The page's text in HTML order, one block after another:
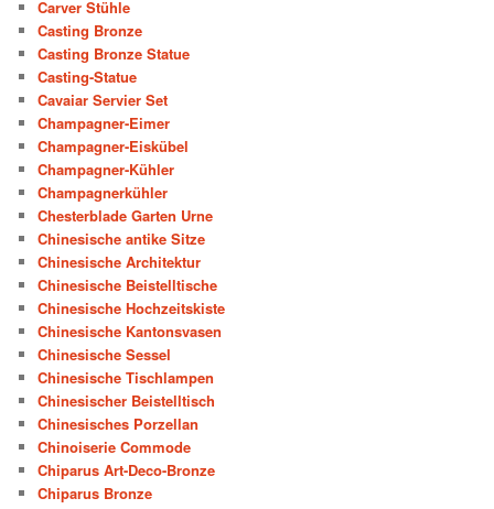
Carver Stühle
Casting Bronze
Casting Bronze Statue
Casting-Statue
Cavaiar Servier Set
Champagner-Eimer
Champagner-Eiskübel
Champagner-Kühler
Champagnerkühler
Chesterblade Garten Urne
Chinesische antike Sitze
Chinesische Architektur
Chinesische Beistelltische
Chinesische Hochzeitskiste
Chinesische Kantonsvasen
Chinesische Sessel
Chinesische Tischlampen
Chinesischer Beistelltisch
Chinesisches Porzellan
Chinoiserie Commode
Chiparus Art-Deco-Bronze
Chiparus Bronze